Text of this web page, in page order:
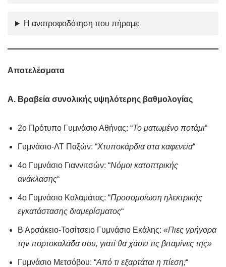
Η ανατροφοδότηση που πήραμε
Αποτελέσματα
Α. Βραβεία συνολικής υψηλότερης βαθμολογίας
2ο Πρότυπο Γυμνάσιο Αθήνας: “Το ματωμένο ποτάμι“
Γυμνάσιο-ΛΤ Παξών: “Χτυποκάρδια στα καφενεία“
4ο Γυμνάσιο Γιαννιτσών: “Νόμοι κατοπτρικής
ανάκλασης“
4ο Γυμνάσιο Καλαμάτας: “Προσομοίωση ηλεκτρικής
εγκατάστασης διαμερίσματος“
Β Αρσάκειο-Τοσίτσειο Γυμνάσιο Εκάλης: «Πιες γρήγορα
την πορτοκαλάδα σου, γιατί θα χάσει τις βιταμίνες της»
Γυμνάσιο Μετσόβου: “Από τι εξαρτάται η πίεση;“